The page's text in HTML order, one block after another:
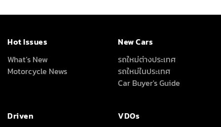
Hot Issues
What’s New
Motorcycle News
New Cars
รถใหม่ต่างประเทศ
รถใหม่ในประเทศ
Car Buyer's Guide
Driven
VDOs